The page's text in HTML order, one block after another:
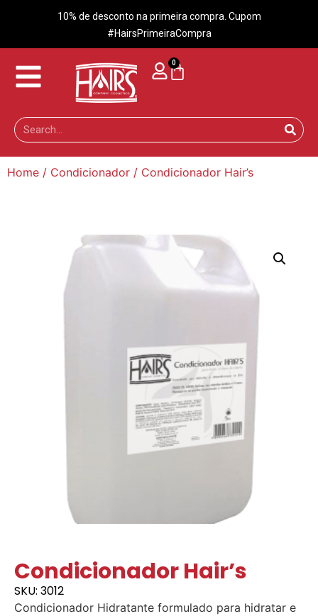
10% de desconto na primeira compra. Cupom
#HairsPrimeiraCompra
0
Home / Condicionador / Condicionador Hair’s
Condicionador Hair’s
SKU: 3012
Condicionador Hidratante formulado para hidratar e